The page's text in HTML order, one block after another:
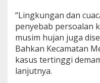
“Lingkungan dan
penyebab persoalan
musim hujan juga
Bahkan Kecamatan
kasus tertinggi
lanjutnya.